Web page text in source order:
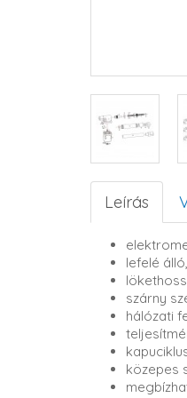
Leírás
lefelé
szárny
hálózati
közepes